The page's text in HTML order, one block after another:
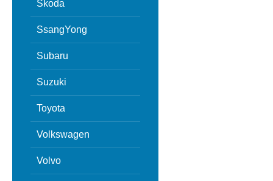
Skoda
SsangYong
Subaru
Suzuki
Toyota
Volkswagen
Volvo